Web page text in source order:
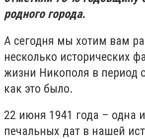
родного города.
А сегодня мы хотим вам
несколько исторических
жизни Никополя в период
как это было.
22 июня 1941 года – одна
печальных дат в нашей